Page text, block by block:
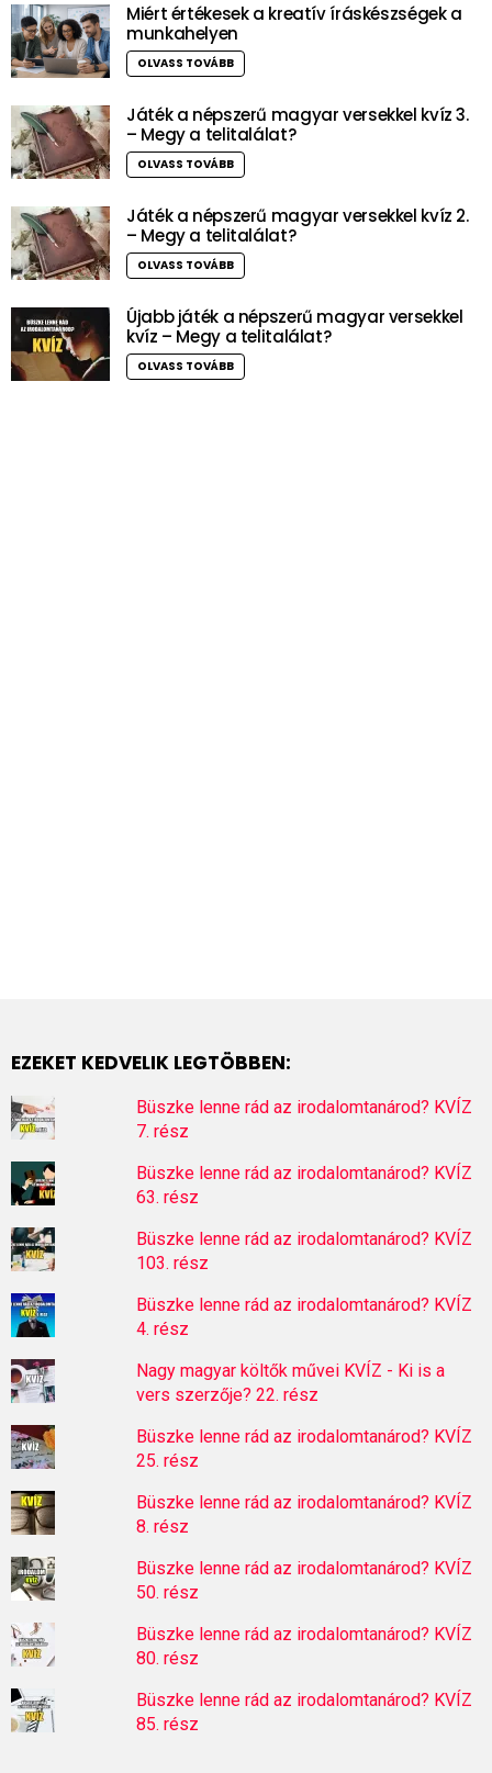
Miért értékesek a kreatív íráskészségek a
munkahelyen
OLVASS TOVÁBB
Játék a népszerű magyar versekkel kvíz 3.
– Megy a telitalálat?
OLVASS TOVÁBB
Játék a népszerű magyar versekkel kvíz 2.
– Megy a telitalálat?
OLVASS TOVÁBB
Újabb játék a népszerű magyar versekkel
kvíz – Megy a telitalálat?
OLVASS TOVÁBB
EZEKET KEDVELIK LEGTÖBBEN:
Büszke lenne rád az irodalomtanárod? KVÍZ
7. rész
Büszke lenne rád az irodalomtanárod? KVÍZ
63. rész
Büszke lenne rád az irodalomtanárod? KVÍZ
103. rész
Büszke lenne rád az irodalomtanárod? KVÍZ
4. rész
Nagy magyar költők művei KVÍZ - Ki is a
vers szerzője? 22. rész
Büszke lenne rád az irodalomtanárod? KVÍZ
25. rész
Büszke lenne rád az irodalomtanárod? KVÍZ
8. rész
Büszke lenne rád az irodalomtanárod? KVÍZ
50. rész
Büszke lenne rád az irodalomtanárod? KVÍZ
80. rész
Büszke lenne rád az irodalomtanárod? KVÍZ
85. rész